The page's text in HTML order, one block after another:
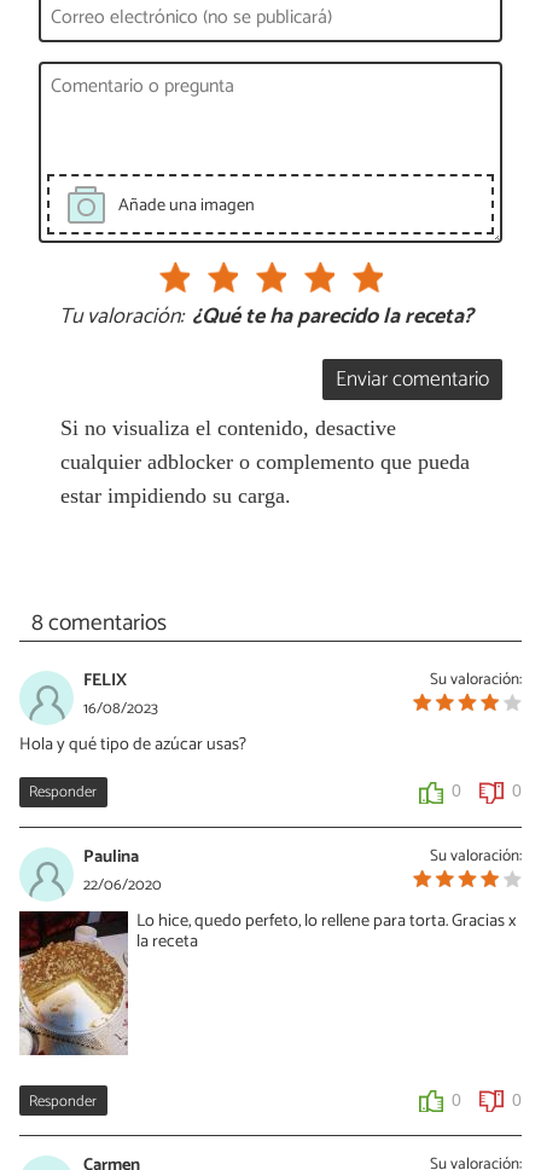
Añade una imagen
Tu valoración: ¿Qué te ha parecido la receta?
Enviar comentario
Si no visualiza el contenido, desactive
cualquier adblocker o complemento que pueda
estar impidiendo su carga.
8 comentarios
Su valoración:
FELIX
16/08/2023
Hola y qué tipo de azúcar usas?
Responder 0 0
Su valoración:
Paulina
22/06/2020
Lo hice, quedo perfeto, lo rellene para torta. Gracias x
la receta
Responder 0 0
Su valoración: